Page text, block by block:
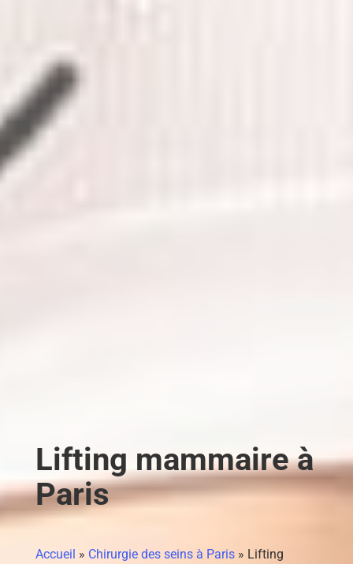
Lifting mammaire à
Paris
Accueil » Chirurgie des seins à Paris» Lifting